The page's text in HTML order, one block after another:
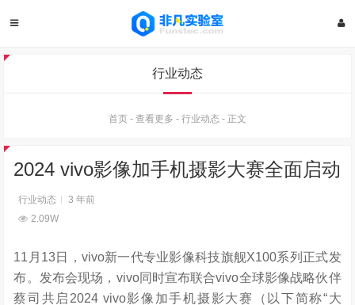
行业动态
首页 - 查看更多 - 行业动态 - 正文
2024 vivo影像加手机摄影大赛全面启动
行业动态
3 年前
2.09W
11月13日，vivo新一代专业影像科技旗舰X100系列正式发
布。发布会现场，vivo同时宣布联合vivo全球影像战略伙伴
蔡司共启2024 vivo影像加手机摄影大赛（以下简称“大